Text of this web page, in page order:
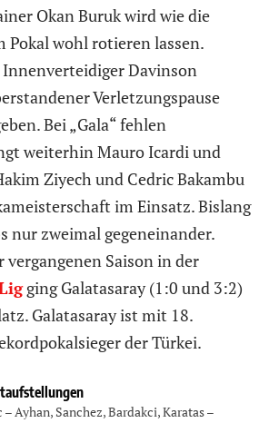
Okan Buruk wird wie die
Pokal wohl rotieren lassen.
Davinson
Verletzungspause
Bei „Gala“ fehlen
weiterhin Mauro Icardi und
Ziyech und Cedric Bakambu
im Einsatz. Bislang
nur zweimal gegeneinander.
vergangenen Saison in der
ging Galatasaray (1:0 und 3:2)
Galatasaray ist mit 18.
der Türkei.
– Ayhan, Sanchez, Bardakci, Karatas –